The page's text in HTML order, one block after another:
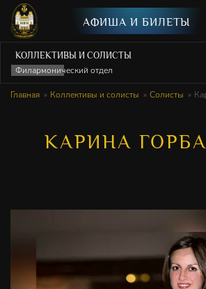
АФИША И БИЛЕТЫ
КОЛЛЕКТИВЫ И СОЛИСТЫ
Филармонический отдел
Главная Коллективы и солисты Солисты
КАРИНА